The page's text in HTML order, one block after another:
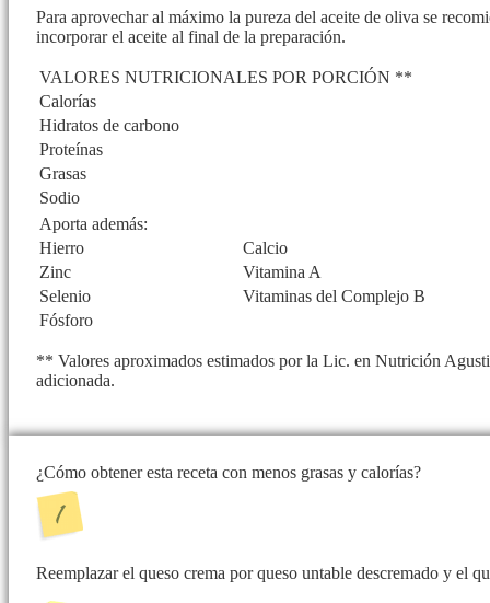
Para aprovechar al máximo la pureza del aceite de oliva se
incorporar el aceite al final de la preparación.
VALORES NUTRICIONALES POR PORCIÓN **
Calorías
Hidratos de carbono
Proteínas
Grasas
Sodio
Aporta además:
Hierro
Calcio
Zinc
Vitamina A
Selenio
Vitaminas del Complejo B
Fósforo
** Valores aproximados estimados por la Lic. en Nutrición
adicionada.
¿Cómo obtener esta receta con menos grasas y calorías?
Reemplazar el queso crema por queso untable descremado y el